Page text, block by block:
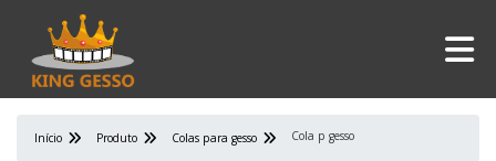
Início Produto Colas para gesso Cola p gesso